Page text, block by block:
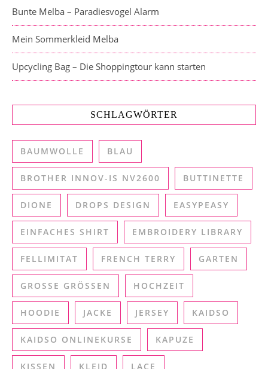
Bunte Melba – Paradiesvogel Alarm
Mein Sommerkleid Melba
Upcycling Bag – Die Shoppingtour kann starten
SCHLAGWÖRTER
BAUMWOLLE BLAU
BROTHER INNOV-IS NV2600 BUTTINETTE
DIONE DROPS DESIGN EASYPEASY
EINFACHES SHIRT EMBROIDERY LIBRARY
FELLIMITAT FRENCH TERRY GARTEN
GROSSE GRÖSSEN HOCHZEIT
HOODIE JACKE JERSEY KAIDSO
KAIDSO ONLINEKURSE KAPUZE
KISSEN KLEID LACE